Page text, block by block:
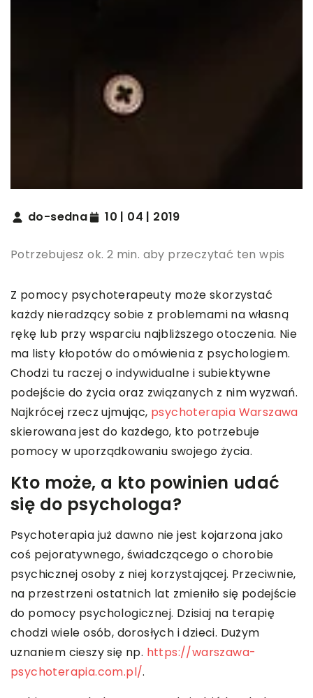
do-sedna 10 | 04 | 2019
Potrzebujesz ok. 2 min. aby przeczytać ten wpis
Z pomocy psychoterapeuty może skorzystać
każdy nieradzący sobie z problemami na własną
rękę lub przy wsparciu najbliższego otoczenia. Nie
ma listy kłopotów do omówienia z psychologiem.
Chodzi tu raczej o indywidualne i subiektywne
podejście do życia oraz związanych z nim wyzwań.
Najkrócej rzecz ujmując, psychoterapia Warszawa
skierowana jest do każdego, kto potrzebuje
pomocy w uporządkowaniu swojego życia.
Kto może, a kto powinien udać
się do psychologa?
Psychoterapia już dawno nie jest kojarzona jako
coś pejoratywnego, świadczącego o chorobie
psychicznej osoby z niej korzystającej. Przeciwnie,
na przestrzeni ostatnich lat zmieniło się podejście
do pomocy psychologicznej. Dzisiaj na terapię
chodzi wiele osób, dorosłych i dzieci. Dużym
uznaniem cieszy się np. https://warszawa-
psychoterapia.com.pl/.